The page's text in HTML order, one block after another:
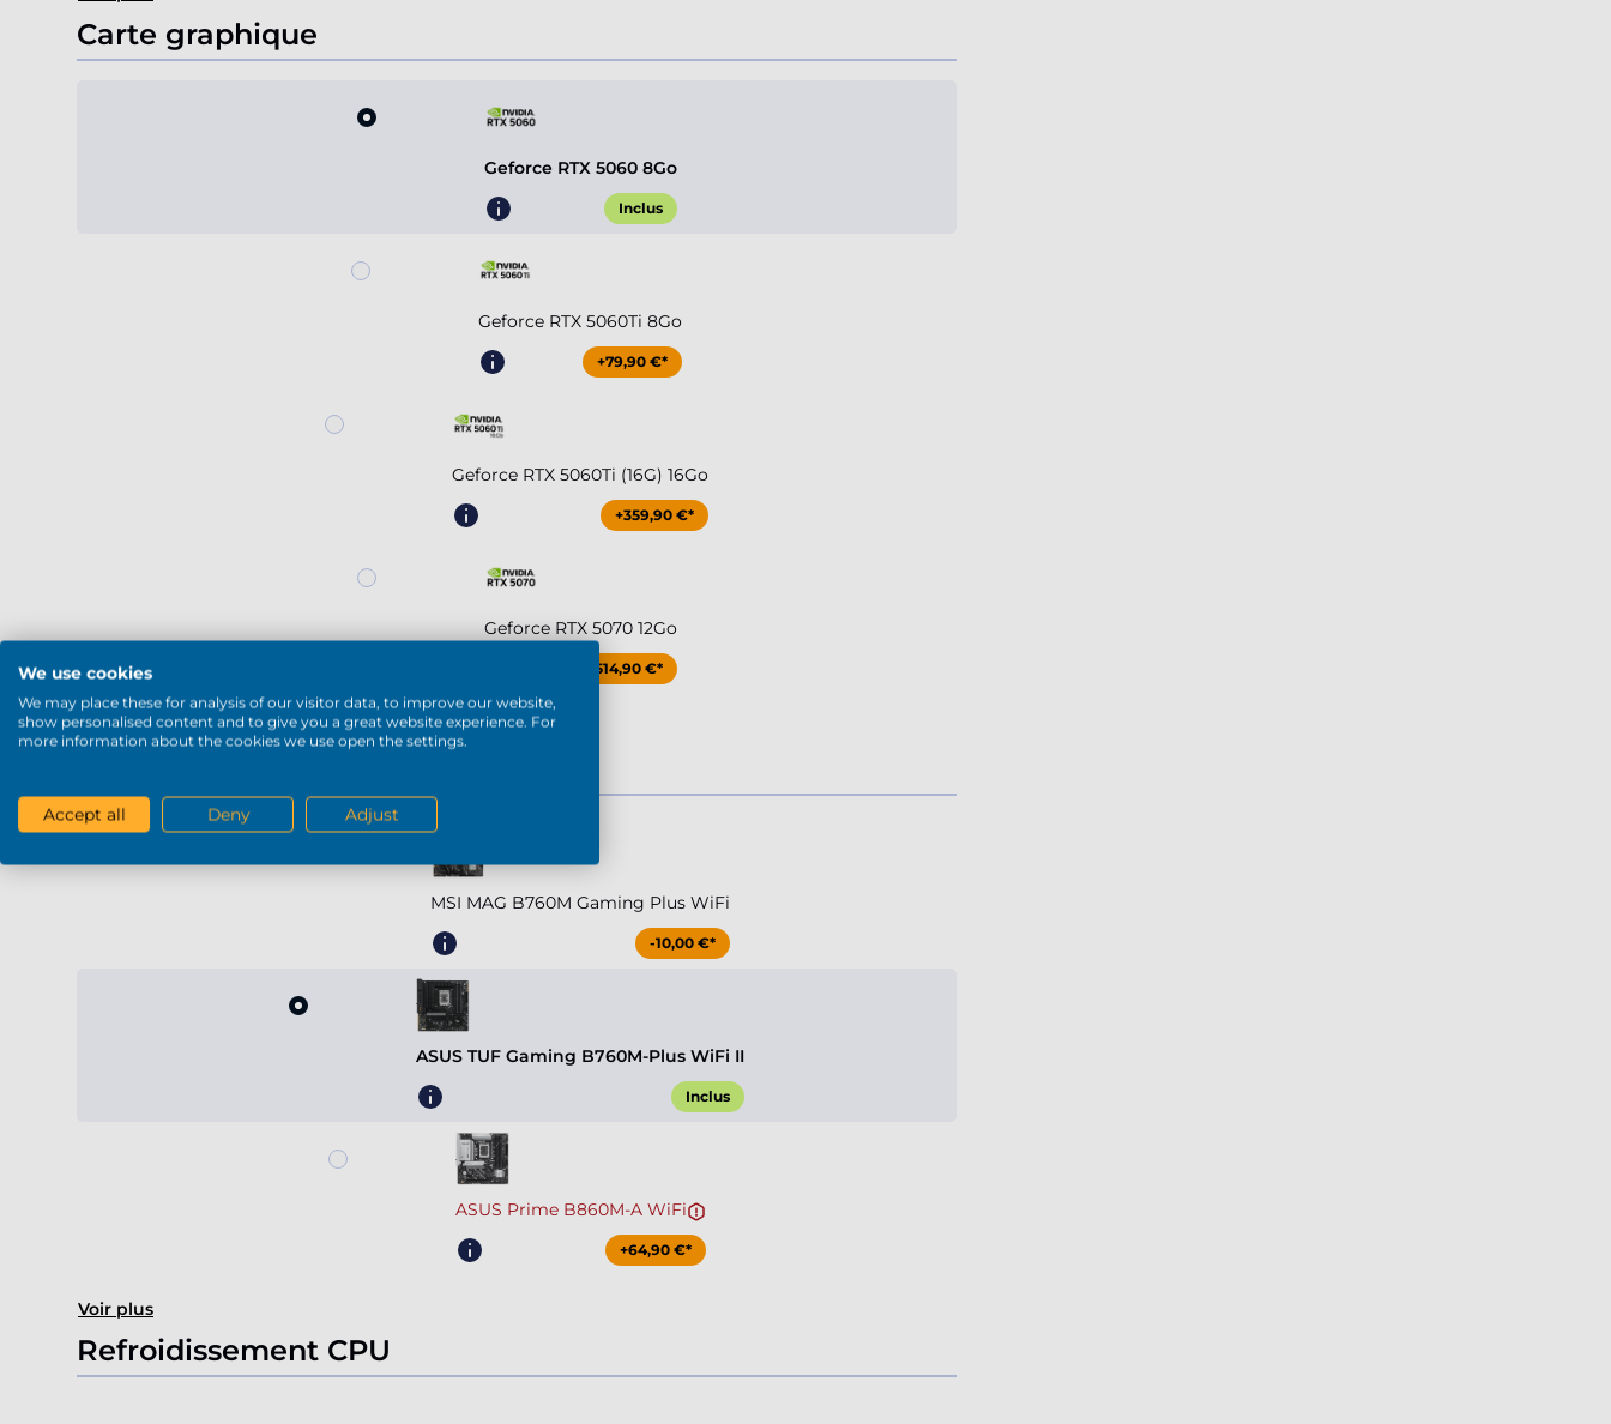
Carte graphique
Geforce RTX 5060 8Go
Inclus
Geforce RTX 5060Ti 8Go
+79,90 €*
Geforce RTX 5060Ti (16G) 16Go
+359,90 €*
Geforce RTX 5070 12Go
+514,90 €*
Voir plus
MSI MAG B760M Gaming Plus WiFi
-10,00 €*
ASUS TUF Gaming B760M-Plus WiFi II
Inclus
ASUS Prime B860M-A WiFi
+64,90 €*
Voir plus
Refroidissement CPU
We use cookies
We may place these for analysis of our visitor data, to improve our website,
show personalised content and to give you a great website experience. For
more information about the cookies we use open the settings.
Accept all Deny Adjust